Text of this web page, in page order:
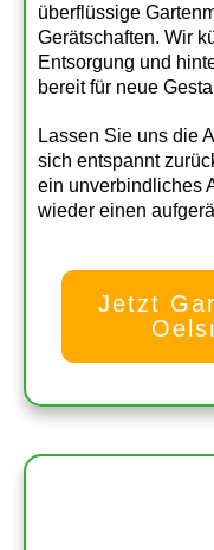
überflüssige
Gerätschaften. Wir
Entsorgung und
bereit für neue
Lassen Sie uns die
sich entspannt
ein unverbindliches
wieder einen
Jetzt